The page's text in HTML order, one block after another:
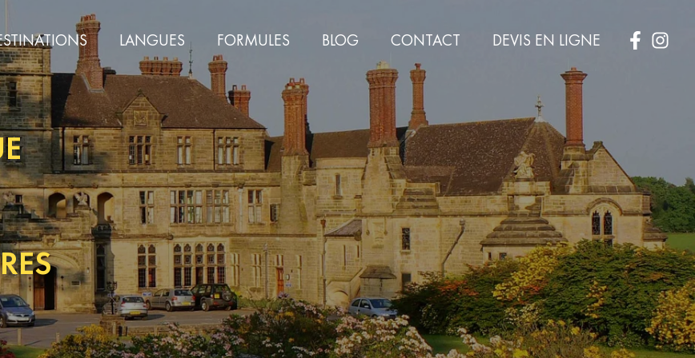
LANGUES FORMULES BLOG CONTACT DEVIS EN LIGNE